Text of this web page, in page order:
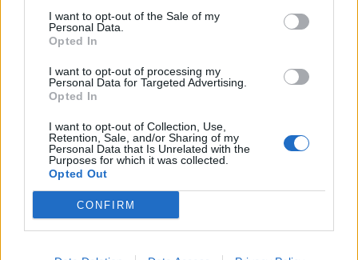
I want to opt-out of the Sale of my
Personal Data.
Opted In
I want to opt-out of processing my
Personal Data for Targeted Advertising.
Opted In
I want to opt-out of Collection, Use,
Retention, Sale, and/or Sharing of my
Personal Data that Is Unrelated with the
Purposes for which it was collected.
Opted Out
CONFIRM
ostalo što čini našu stresnu svakodnevicu čini da ijtelo
odluči da nije dobar trenutak da zatrudnimo i na taj način
duže od tek nekoliko dana, najbolje bi bilo da se obratite
ginekologu, kao i da pronađete način da kanališete i
neutrališete stres i, iako je on danas neizbežan, svedete ga
na minimum.
Imate sindrom policističnih jajnika
Ako uz izostanak menstruacije imate problem s aknama,